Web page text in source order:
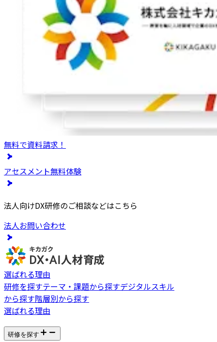
無料で資料請求！
アセスメント無料体験
法人向けDX研修のご相談などはこちら
法人お問い合わせ
選ばれる理由
研修を探すテーマ・課題から探すデジタルスキル
から探す階層別から探す
選ばれる理由
研修を探す